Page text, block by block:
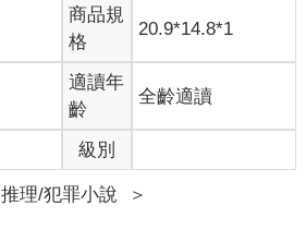
商品規
格
20.9*14.8*1
適讀年
齡
全齡適讀
級別
推理/犯罪小說
＞